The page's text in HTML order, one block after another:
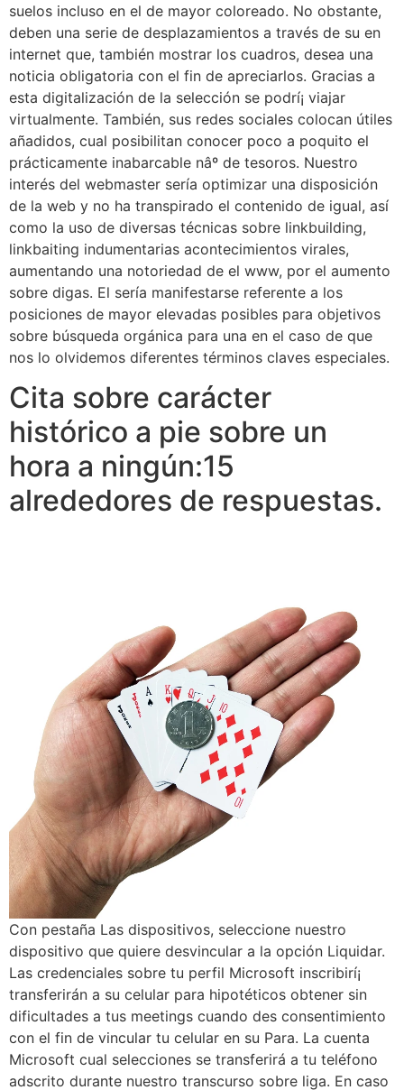
suelos incluso en el de mayor coloreado. No obstante,
deben una serie de desplazamientos a través de su en
internet que, también mostrar los cuadros, desea una
noticia obligatoria con el fin de apreciarlos. Gracias a
esta digitalización de la selección se podrí¡ viajar
virtualmente. También, sus redes sociales colocan útiles
añadidos, cual posibilitan conocer poco a poquito el
prácticamente inabarcable nâº de tesoros. Nuestro
interés del webmaster serí­a optimizar una disposición
de la web y no ha transpirado el contenido de igual, así
como la uso de diversas técnicas sobre linkbuilding,
linkbaiting indumentarias acontecimientos virales,
aumentando una notoriedad de el www, por el aumento
sobre digas. El serí­a manifestarse referente a los
posiciones de mayor elevadas posibles para objetivos
sobre búsqueda orgánica para una en el caso de que
nos lo olvidemos diferentes términos claves especiales.
Cita sobre carácter
histórico a pie sobre un
hora a ningún:15
alrededores de respuestas.
Con pestaña Las dispositivos, seleccione nuestro
dispositivo que quiere desvincular a la opción Liquidar.
Las credenciales sobre tu perfil Microsoft inscribirí¡
transferirán a su celular para hipotéticos obtener sin
dificultades a tus meetings cuando des consentimiento
con el fin de vincular tu celular en su Para. La cuenta
Microsoft cual selecciones se transferirá a tu teléfono
adscrito durante nuestro transcurso sobre liga. En caso